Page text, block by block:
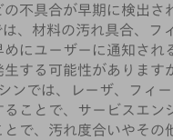
不具合が早期に検出さ
、材料の汚れ具合、フ
めにユーザーに通知さ
する可能性があります
ンでは、レーザ、フィ
ることで、サービスエ
とで、汚れ度合いやそ